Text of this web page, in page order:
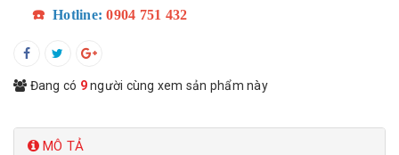
☎️ Hotline: 0904 751 432
Đang có 9người cùng xem sản phẩm này
MÔ TẢ